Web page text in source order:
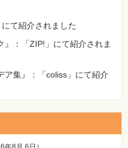
て紹介されました
』：「ZIP!」にて紹介されま
ア集』：「coliss」にて紹介